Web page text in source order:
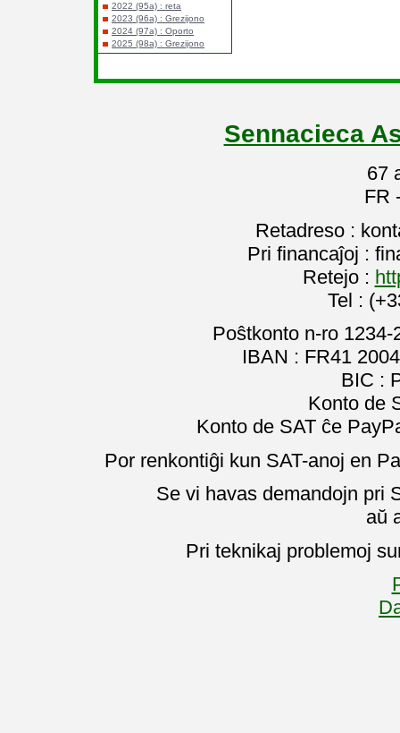
2022 (95a) : reta
2023 (96a) : Grezijono
2024 (97a) : Oporto
2025 (98a) : Grezijono
Sennacieca
67
FR
Retadreso :
Pri financaĵoj :
Retejo :
Tel :
Poŝtkonto n-ro
IBAN : FR41
BIC :
Konto de
Konto de SAT ĉe
Por renkontiĝi kun SAT-anoj en
Se vi havas demandojn pri
aŭ
Pri teknikaj problemoj